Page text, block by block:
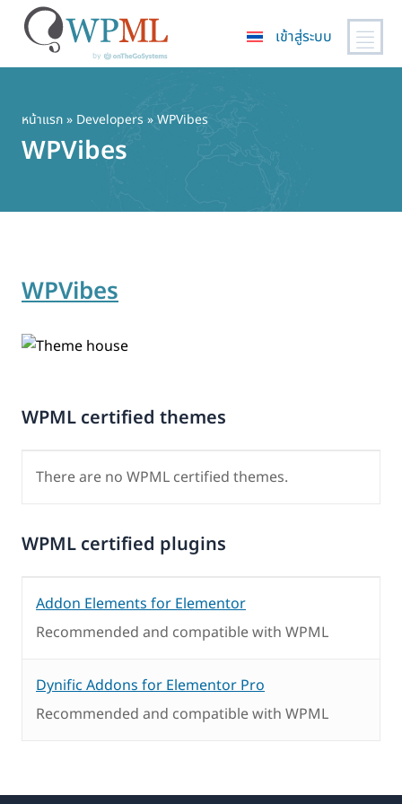
เนื้อหา
เข้าสู่ระบบ
หน้าแรก» Developers » WPVibes
WPVibes
WPVibes
WPML certified themes
There are no WPML certified themes.
WPML certified plugins
Addon Elements for Elementor
Recommended and compatible with WPML
Dynific Addons for Elementor Pro
Recommended and compatible with WPML